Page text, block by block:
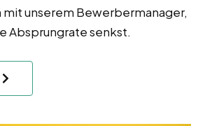
unserem Bewerbermanager,
Absprungrate senkst.